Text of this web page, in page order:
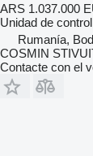
ARS 1.037.000
Unidad de control
Rumanía, Bod
COSMIN
Contacte con el